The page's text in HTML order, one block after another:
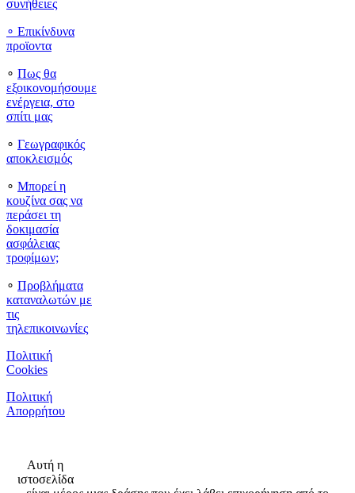
συνήθειες
∘ Επικίνδυνα
προϊοντα
∘ Πως θα
εξοικονομήσουμε
ενέργεια, στο
σπίτι μας
∘ Γεωγραφικός
αποκλεισμός
∘ Μπορεί η
κουζίνα σας να
περάσει τη
δοκιμασία
ασφάλειας
τροφίμων;
∘ Προβλήματα
καταναλωτών με
τις
τηλεπικοινωνίες
Πολιτική
Cookies
Πολιτική
Απορρήτου
Αυτή η
ιστοσελίδα